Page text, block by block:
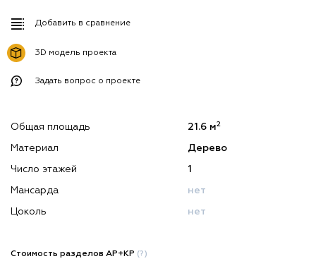
Добавить в сравнение
3D модель проекта
Задать вопрос о проекте
Общая площадь 21.6 м2
Материал Дерево
Число этажей 1
Мансарда нет
Цоколь нет
Стоимость разделов АР+КР (?)